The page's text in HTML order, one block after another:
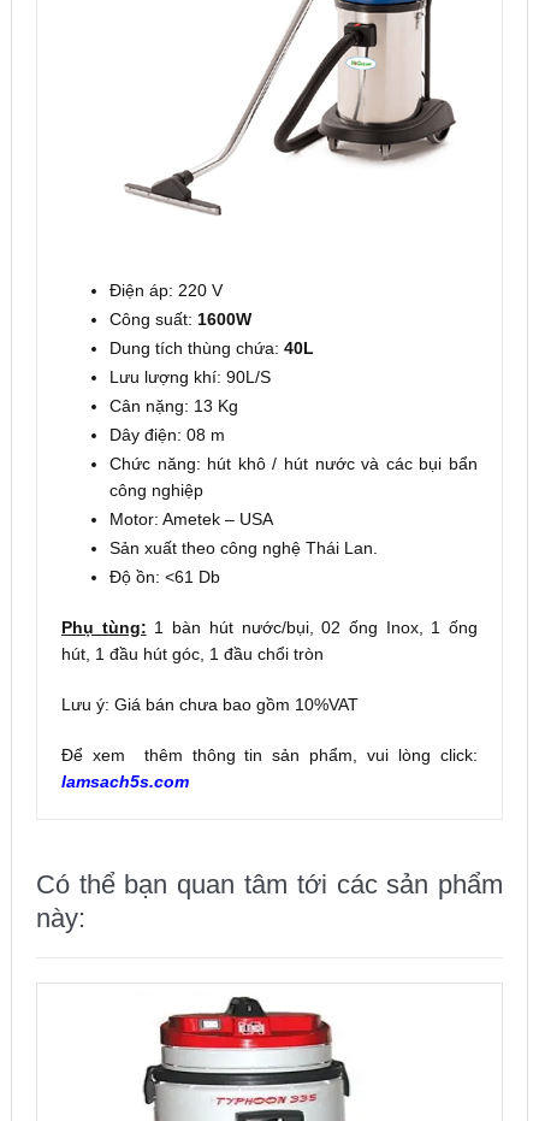
Điện áp: 220 V
Công suất: 1600W
Dung tích thùng chứa: 40L
Lưu lượng khí: 90L/S
Cân nặng: 13 Kg
Dây điện: 08 m
Chức năng: hút khô / hút nước và các bụi bẩn
công nghiệp
Motor: Ametek – USA
Sản xuất theo công nghệ Thái Lan.
Độ ồn: <61 Db
Phụ tùng: 1 bàn hút nước/bụi, 02 ống Inox, 1 ống
hút, 1 đầu hút góc, 1 đầu chổi tròn
Lưu ý: Giá bán chưa bao gồm 10%VAT
Để xem thêm thông tin sản phẩm, vui lòng click:
lamsach5s.com
Có thể bạn quan tâm tới các sản phẩm
này: